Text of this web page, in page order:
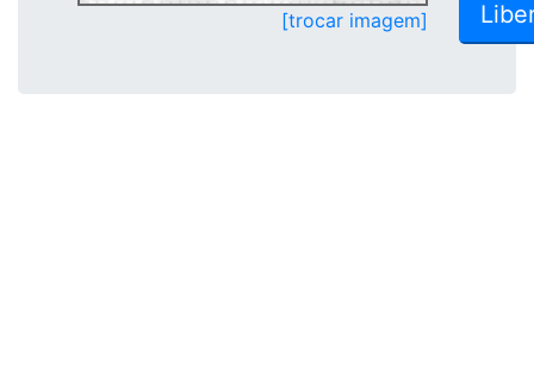
[trocar imagem]